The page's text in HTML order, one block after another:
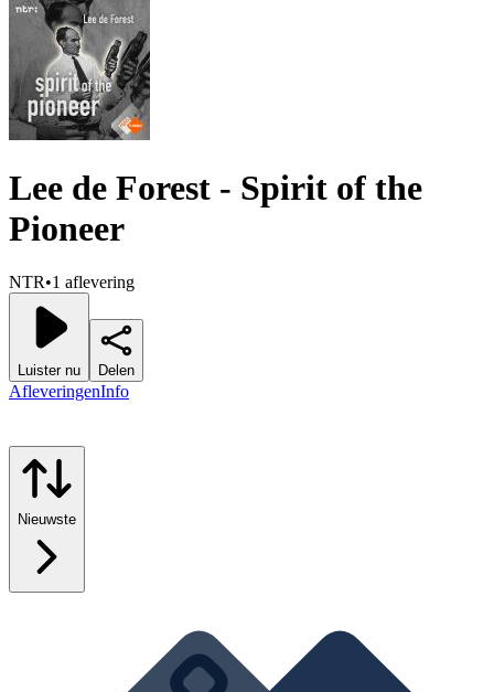
Lee de Forest - Spirit of the
Pioneer
NTR•1 aflevering
Luister nu Delen
AfleveringenInfo
Nieuwste